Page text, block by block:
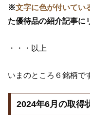
※文字に色が付いてい
た優待品の紹介記事に
・・・以上
いまのところ６銘柄で
2024年6月の取得